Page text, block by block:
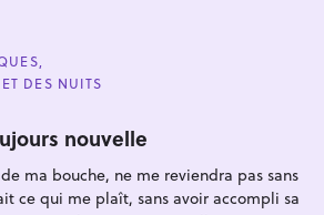
DES NUITS
nouvelle
ma bouche, ne me reviendra pas sans
ce qui me plaît, sans avoir accompli sa